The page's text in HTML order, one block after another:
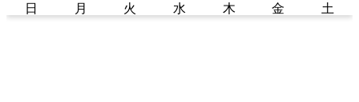
日 月 火 水 木 金 土